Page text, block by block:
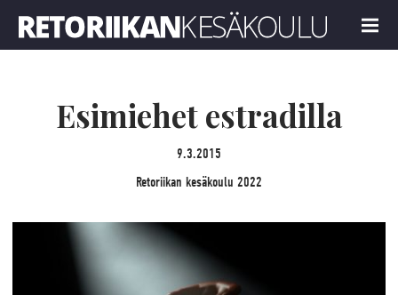
MENU
Esimiehet estradilla
9.3.2015
Retoriikan kesäkoulu 2022